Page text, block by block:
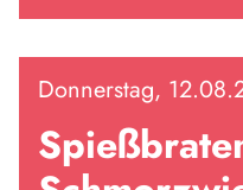
Donnerstag,